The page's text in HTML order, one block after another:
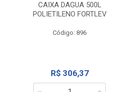
CAIXA DAGUA 500L
POLIETILENO FORTLEV
Código: 896
R$ 306,37